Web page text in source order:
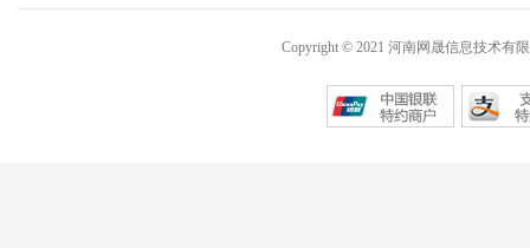
Copyright © 2021 河南网晟信息技术有